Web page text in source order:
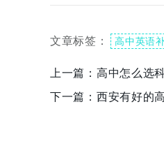
文章标签： 高中英语
上一篇： 高中怎么选
下一篇： 西安有好的